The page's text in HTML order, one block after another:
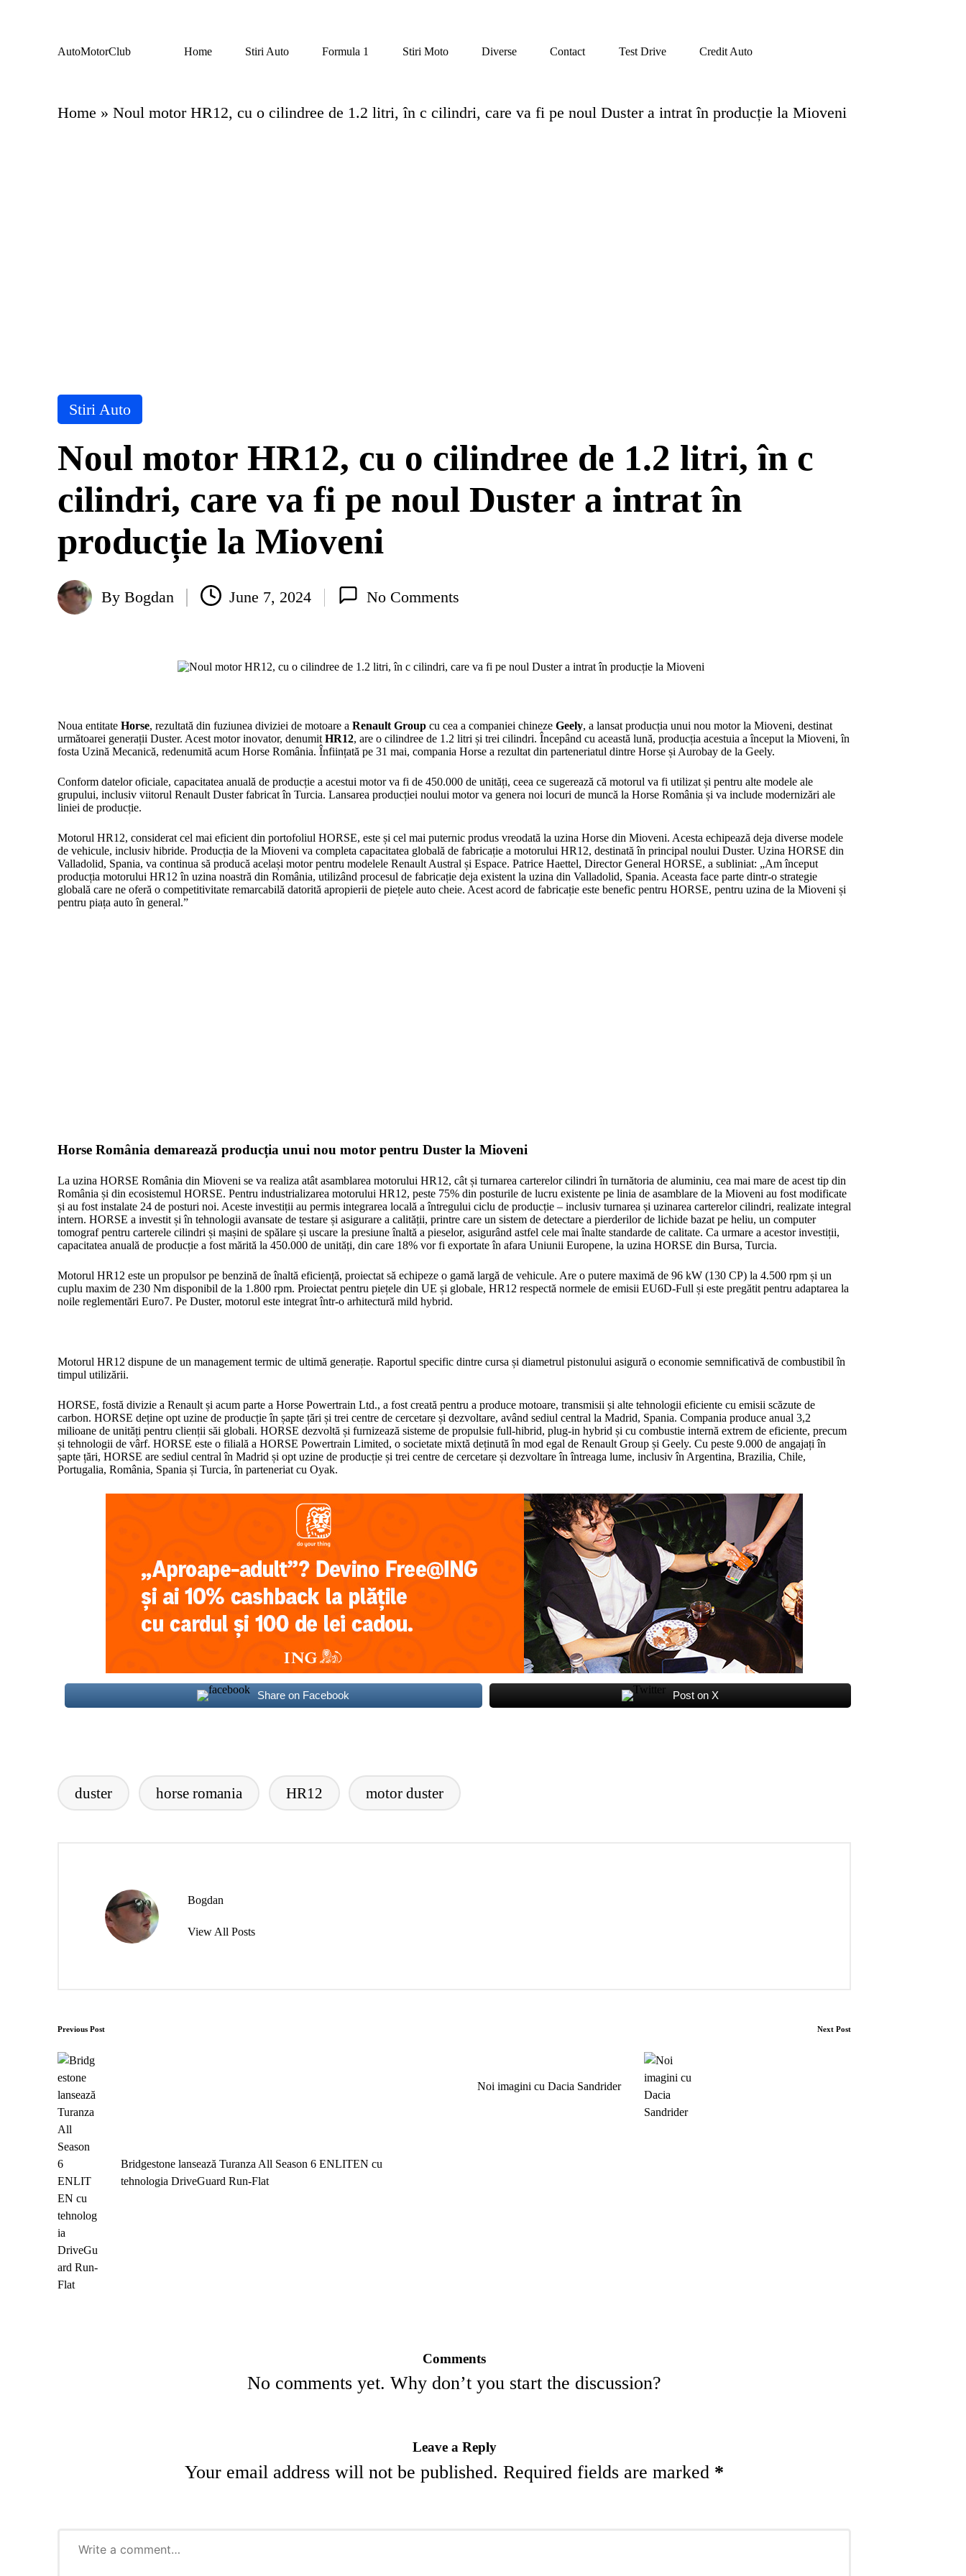
AutoMotorClub
si
pasionatii
Home Stiri Auto Formula 1 Stiri Moto Diverse Contact Test Drive Credit Auto
Home » Noul motor HR12, cu o cilindree de 1.2 litri, în c cilindri, care va fi pe noul Duster a intrat în producție la Mioveni
Posted
in
Stiri Auto
Noul motor HR12, cu o cilindree de 1.2 litri, în c
cilindri, care va fi pe noul Duster a intrat în
producție la Mioveni
Posted
By Bogdan June 7, 2024 No Comments
Noua entitate Horse, rezultată din fuziunea diviziei de motoare a Renault Group cu cea a companiei chineze Geely, a lansat producția unui nou motor la Mioveni, destinat
următoarei generații Duster. Acest motor inovator, denumit HR12, are o cilindree de 1.2 litri și trei cilindri. Începând cu această lună, producția acestuia a început la Mioveni, în
fosta Uzină Mecanică, redenumită acum Horse România. Înființată pe 31 mai, compania Horse a rezultat din parteneriatul dintre Horse și Aurobay de la Geely.
Conform datelor oficiale, capacitatea anuală de producție a acestui motor va fi de 450.000 de unități, ceea ce sugerează că motorul va fi utilizat și pentru alte modele ale
grupului, inclusiv viitorul Renault Duster fabricat în Turcia. Lansarea producției noului motor va genera noi locuri de muncă la Horse România și va include modernizări ale
liniei de producție.
Motorul HR12, considerat cel mai eficient din portofoliul HORSE, este și cel mai puternic produs vreodată la uzina Horse din Mioveni. Acesta echipează deja diverse modele
de vehicule, inclusiv hibride. Producția de la Mioveni va completa capacitatea globală de fabricație a motorului HR12, destinată în principal noului Duster. Uzina HORSE din
Valladolid, Spania, va continua să producă același motor pentru modelele Renault Austral și Espace. Patrice Haettel, Director General HORSE, a subliniat: „Am început
producția motorului HR12 în uzina noastră din România, utilizând procesul de fabricație deja existent la uzina din Valladolid, Spania. Aceasta face parte dintr-o strategie
globală care ne oferă o competitivitate remarcabilă datorită apropierii de piețele auto cheie. Acest acord de fabricație este benefic pentru HORSE, pentru uzina de la Mioveni și
pentru piața auto în general.”
Horse România demarează producția unui nou motor pentru Duster la Mioveni
La uzina HORSE România din Mioveni se va realiza atât asamblarea motorului HR12, cât și turnarea carterelor cilindri în turnătoria de aluminiu, cea mai mare de acest tip din
România și din ecosistemul HORSE. Pentru industrializarea motorului HR12, peste 75% din posturile de lucru existente pe linia de asamblare de la Mioveni au fost modificate
și au fost instalate 24 de posturi noi. Aceste investiții au permis integrarea locală a întregului ciclu de producție – inclusiv turnarea și uzinarea carterelor cilindri, realizate integral
intern. HORSE a investit și în tehnologii avansate de testare și asigurare a calității, printre care un sistem de detectare a pierderilor de lichide bazat pe heliu, un computer
tomograf pentru carterele cilindri și mașini de spălare și uscare la presiune înaltă a pieselor, asigurând astfel cele mai înalte standarde de calitate. Ca urmare a acestor investiții,
capacitatea anuală de producție a fost mărită la 450.000 de unități, din care 18% vor fi exportate în afara Uniunii Europene, la uzina HORSE din Bursa, Turcia.
Motorul HR12 este un propulsor pe benzină de înaltă eficiență, proiectat să echipeze o gamă largă de vehicule. Are o putere maximă de 96 kW (130 CP) la 4.500 rpm și un
cuplu maxim de 230 Nm disponibil de la 1.800 rpm. Proiectat pentru piețele din UE și globale, HR12 respectă normele de emisii EU6D-Full și este pregătit pentru adaptarea la
noile reglementări Euro7. Pe Duster, motorul este integrat într-o arhitectură mild hybrid.
Motorul HR12 dispune de un management termic de ultimă generație. Raportul specific dintre cursa și diametrul pistonului asigură o economie semnificativă de combustibil în
timpul utilizării.
HORSE, fostă divizie a Renault și acum parte a Horse Powertrain Ltd., a fost creată pentru a produce motoare, transmisii și alte tehnologii eficiente cu emisii scăzute de
carbon. HORSE deține opt uzine de producție în șapte țări și trei centre de cercetare și dezvoltare, având sediul central la Madrid, Spania. Compania produce anual 3,2
milioane de unități pentru clienții săi globali. HORSE dezvoltă și furnizează sisteme de propulsie full-hibrid, plug-in hybrid și cu combustie internă extrem de eficiente, precum
și tehnologii de vârf. HORSE este o filială a HORSE Powertrain Limited, o societate mixtă deținută în mod egal de Renault Group și Geely. Cu peste 9.000 de angajați în
șapte țări, HORSE are sediul central în Madrid și opt uzine de producție și trei centre de cercetare și dezvoltare în întreaga lume, inclusiv în Argentina, Brazilia, Chile,
Portugalia, România, Spania și Turcia, în parteneriat cu Oyak.
Share on Facebook Post on X
Tags:duster horse romania HR12 motor duster
Bogdan
View All Posts
Post
navigation
Previous Post
Bridgestone lansează Turanza All Season 6 ENLITEN cu
tehnologia DriveGuard Run-Flat
Next Post
Noi imagini cu Dacia Sandrider
Comments
No comments yet. Why don’t you start the discussion?
Leave a Reply
Your email address will not be published. Required fields are marked *